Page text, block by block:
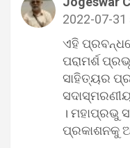
2022-07-31
ଏହି
ପରାମର୍ଶ
ସାହିତ୍ୟର
ସଦାସ୍ମରଣୀୟ
। ମହାପ୍ରଭୁ
ପ୍ରକାଶନକୁ